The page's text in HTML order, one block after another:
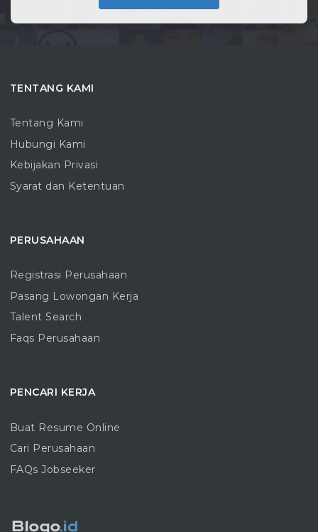
TENTANG KAMI
Tentang Kami
Hubungi Kami
Kebijakan Privasi
Syarat dan Ketentuan
PERUSAHAAN
Registrasi Perusahaan
Pasang Lowongan Kerja
Talent Search
Faqs Perusahaan
PENCARI KERJA
Buat Resume Online
Cari Perusahaan
FAQs Jobseeker